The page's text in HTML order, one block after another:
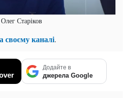
Олег Старіков
своєму каналі.
Додайте в
джерела Google